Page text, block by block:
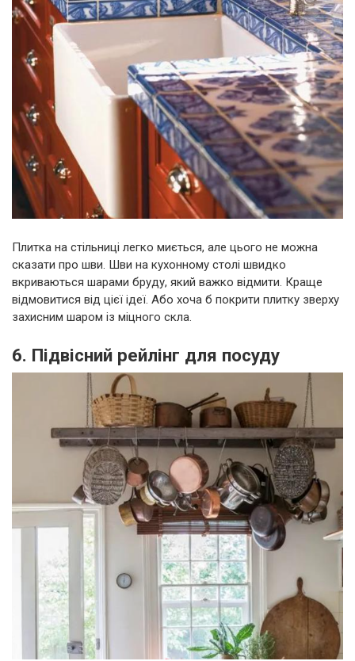
Плитка на стільниці легко миється, але цього не можна
сказати про шви. Шви на кухонному столі швидко
вкриваються шарами бруду, який важко відмити. Краще
відмовитися від цієї ідеї. Або хоча б покрити плитку зверху
захисним шаром із міцного скла.
6. Підвісний рейлінг для посуду